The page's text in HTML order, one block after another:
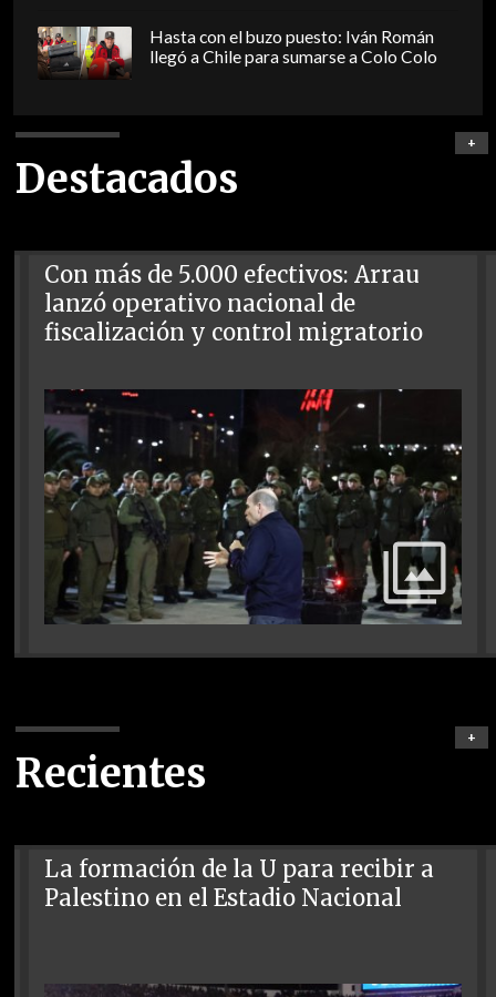
Hasta con el buzo puesto: Iván Román
llegó a Chile para sumarse a Colo Colo
Destacados
+
Con más de 5.000 efectivos: Arrau
lanzó operativo nacional de
fiscalización y control migratorio
Recientes
+
La formación de la U para recibir a
Palestino en el Estadio Nacional